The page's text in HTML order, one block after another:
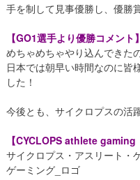
手を制して見事優勝し、優勝
【GO1選手より優勝コメント
めちゃめちゃやり込んできた
日本では朝早い時間なのに皆
した！
今後とも、サイクロプスの活
【CYCLOPS athlete gaming
サイクロプス・アスリート・
ゲーミング_ロゴ